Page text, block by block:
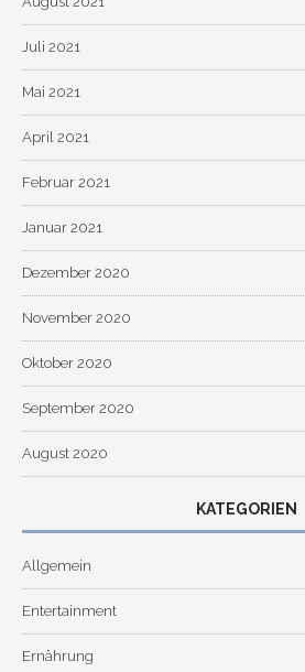
Juli 2021
Mai 2021
April 2021
Februar 2021
Januar 2021
Dezember 2020
November 2020
Oktober 2020
September 2020
August 2020
KATEGORIEN
Allgemein
Entertainment
Ernährung